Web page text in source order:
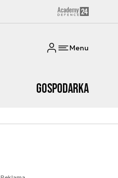
Menu
Gospodarka